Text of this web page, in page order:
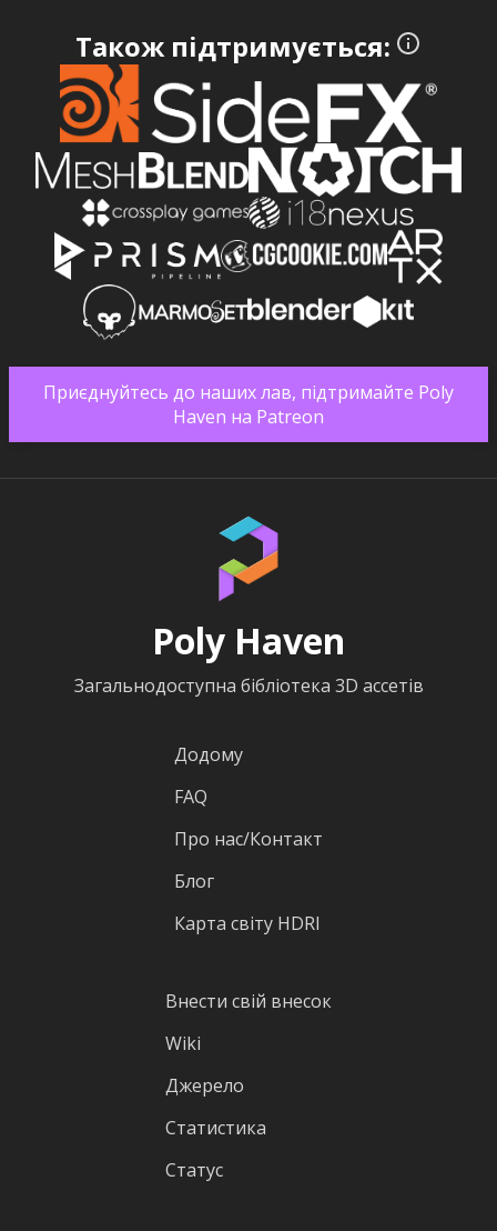
Також підтримується:
Приєднуйтесь до наших лав, підтримайте Poly
Haven на Patreon
Poly Haven
Загальнодоступна бібліотека 3D ассетів
Додому
FAQ
Про нас/Контакт
Блог
Карта світу HDRI
Внести свій внесок
Wiki
Джерело
Статистика
Статус